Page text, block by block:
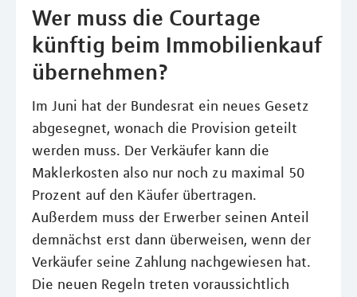
Wer muss die Courtage
künftig beim Immobilienkauf
übernehmen?
Im Juni hat der Bundesrat ein neues Gesetz
abgesegnet, wonach die Provision geteilt
werden muss. Der Verkäufer kann die
Maklerkosten also nur noch zu maximal 50
Prozent auf den Käufer übertragen.
Außerdem muss der Erwerber seinen Anteil
demnächst erst dann überweisen, wenn der
Verkäufer seine Zahlung nachgewiesen hat.
Die neuen Regeln treten voraussichtlich